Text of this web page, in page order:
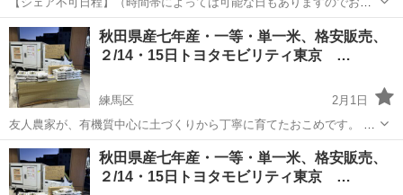
い合わせください。） 11月 9.13.22.23.29.30 初めまして。板橋区在住
の30代です。 Anycaにて貸し出しておりましたが、サービス終了...
東京 練馬区 土佐一宮駅 その他 シート
秋田県産七年産・一等・単一米、格安販売、
２/14・15日トヨタモビリティ東京 …
練馬区
2月1日
友人農家が、有機質中心に土づくりから丁寧に育てたおこめです。 品
種はコシヒカリ、ひとめぼれ、つぶぞろい ブレンドなしの単一米で
す。 収穫後に粒の大きいものだけを厳選しています。 炊きあがりのツ
ヤとしっかりした食感が特...
東京 練馬区 その他 格安
秋田県産七年産・一等・単一米、格安販売、
２/14・15日トヨタモビリティ東京 …